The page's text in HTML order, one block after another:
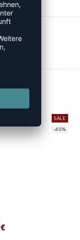
€
SALE
-40%